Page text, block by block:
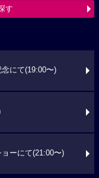
す
にて(19:00〜)
ーにて(21:00〜)